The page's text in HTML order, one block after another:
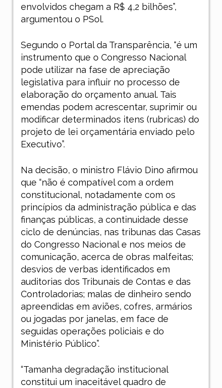
envolvidos chegam a R$ 4,2 bilhões”,
argumentou o PSol.
Segundo o Portal da Transparência, “é um
instrumento que o Congresso Nacional
pode utilizar na fase de apreciação
legislativa para influir no processo de
elaboração do orçamento anual. Tais
emendas podem acrescentar, suprimir ou
modificar determinados itens (rubricas) do
projeto de lei orçamentária enviado pelo
Executivo”.
Na decisão, o ministro Flávio Dino afirmou
que “não é compatível com a ordem
constitucional, notadamente com os
princípios da administração pública e das
finanças públicas, a continuidade desse
ciclo de denúncias, nas tribunas das Casas
do Congresso Nacional e nos meios de
comunicação, acerca de obras malfeitas;
desvios de verbas identificados em
auditorias dos Tribunais de Contas e das
Controladorias; malas de dinheiro sendo
apreendidas em aviões, cofres, armários
ou jogadas por janelas, em face de
seguidas operações policiais e do
Ministério Público”.
“Tamanha degradação institucional
constitui um inaceitável quadro de